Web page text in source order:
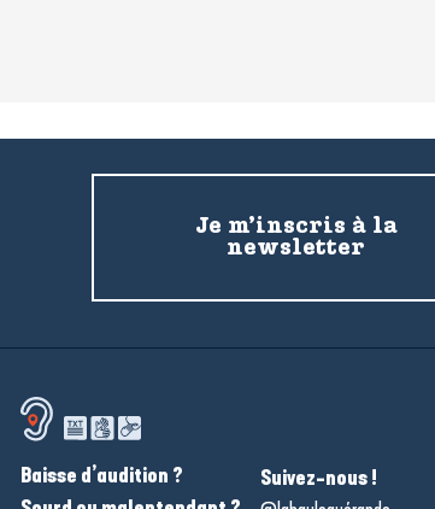
Je m’inscris à la
newsletter
Baisse d’audition ?
Suivez-nous !